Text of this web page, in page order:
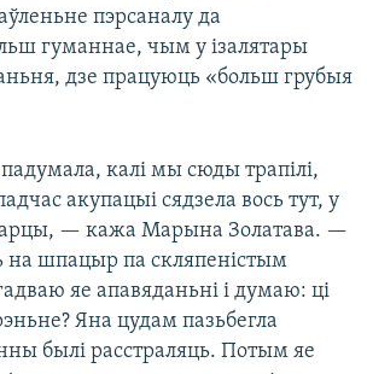
пэрсаналу да
гуманнае, чым у ізалятары
дзе працуюць «больш грубыя
калі мы сюды трапілі,
акупацыі сядзела вось тут, у
— кажа Марына Золатава. —
на шпацыр па скляпеністым
яе апавяданьні і думаю: ці
Яна цудам пазьбегла
былі расстраляць. Потым яе